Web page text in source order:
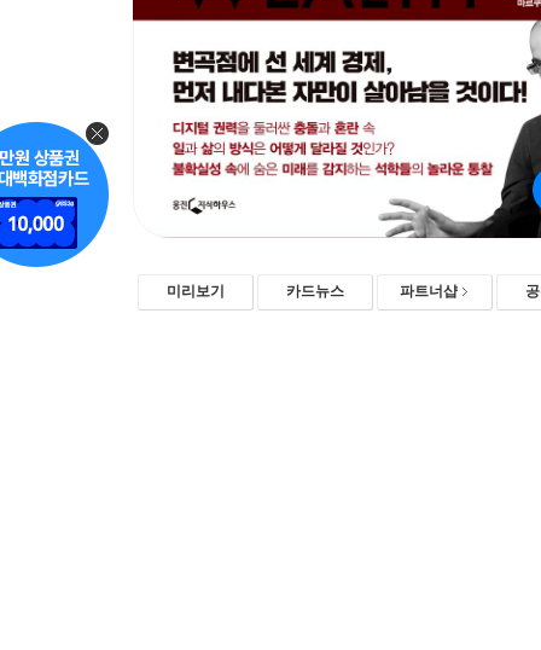
미리보기 카드뉴스 파트너샵